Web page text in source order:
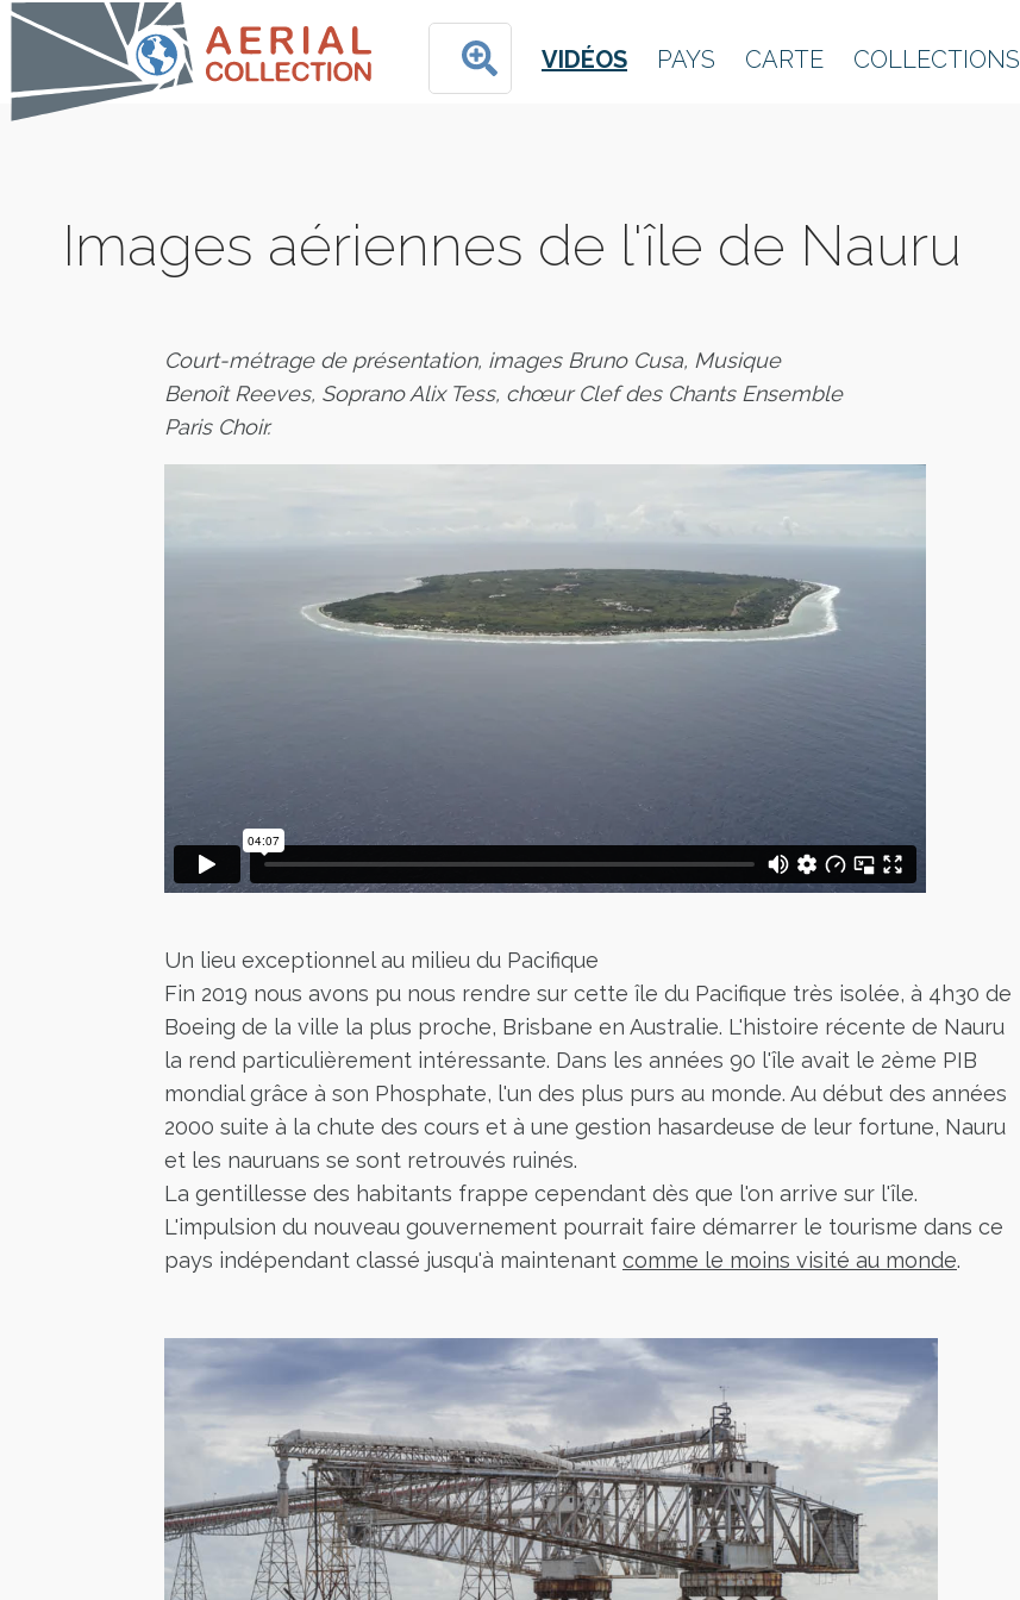
VIDÉOS PAYS CARTE COLLECTIONS
Images aériennes de l'île de Nauru
Court-métrage de présentation, images Bruno Cusa, Musique
Benoît Reeves, Soprano Alix Tess, chœur Clef des Chants Ensemble
Paris Choir.
Un lieu exceptionnel au milieu du Pacifique
Fin 2019 nous avons pu nous rendre sur cette île du Pacifique très isolée, à 4h30 de
Boeing de la ville la plus proche, Brisbane en Australie. L'histoire récente de Nauru
la rend particulièrement intéressante. Dans les années 90 l'île avait le 2ème PIB
mondial grâce à son Phosphate, l'un des plus purs au monde. Au début des années
2000 suite à la chute des cours et à une gestion hasardeuse de leur fortune, Nauru
et les nauruans se sont retrouvés ruinés.
La gentillesse des habitants frappe cependant dès que l'on arrive sur l'île.
L'impulsion du nouveau gouvernement pourrait faire démarrer le tourisme dans ce
pays indépendant classé jusqu'à maintenant comme le moins visité au monde.